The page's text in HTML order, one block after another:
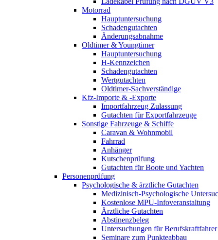
Motorrad
Hauptuntersuchung
Schadengutachten
Änderungsabnahme
Oldtimer & Youngtimer
Hauptuntersuchung
H-Kennzeichen
Schadengutachten
Wertgutachten
Oldtimer-Sachverständige
Kfz-Importe & -Exporte
Importfahrzeug Zulassung
Gutachten für Exportfahrzeuge
Sonstige Fahrzeuge & Schiffe
Caravan & Wohnmobil
Fahrrad
Anhänger
Kutschenprüfung
Gutachten für Boote und Yachten
Personenprüfung
Psychologische & ärztliche Gutachten
Medizinisch-Psychologische
Kostenlose MPU-Infoveranstaltung
Ärztliche Gutachten
Abstinenzbeleg
Untersuchungen für Berufskraftfahrer
Seminare zum Punkteabbau